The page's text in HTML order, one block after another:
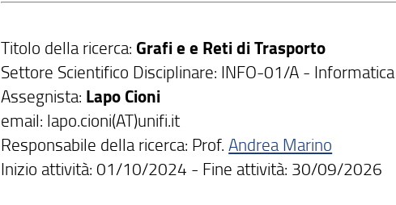
Titolo della ricerca: Grafi e e Reti di Trasporto
Settore Scientifico Disciplinare: INFO-01/A - Informatica
Assegnista: Lapo Cioni
email: lapo.cioni(AT)unifi.it
Responsabile della ricerca: Prof.Andrea Marino
Inizio attività: 01/10/2024 - Fine attività: 30/09/2026